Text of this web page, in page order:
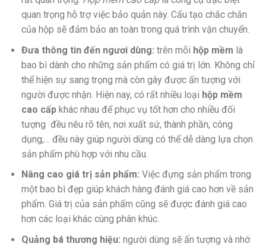
quan trọng hỗ trợ việc bảo quản này. Cấu tạo chắc chắn
của hộp sẽ đảm bảo an toàn trong quá trình vận chuyển.
Đưa thông tin đến ngươi dùng: trên mỗi hộp mềm là
bao bì dành cho những sản phẩm có giá trị lớn. Không chỉ
thể hiện sự sang trọng mà còn gây được ấn tượng với
người được nhận. Hiện nay, có rất nhiều loại hộp mềm
cao cấpkhác nhau để phục vụ tốt hơn cho nhiều đối
tượng đều nêu rõ tên, nơi xuất sứ, thành phần, công
dụng,… đều này giúp người dùng có thể dễ dàng lựa chọn
sản phẩm phù hợp với nhu cầu.
Nâng cao giá trị sản phẩm: Việc đựng sản phẩm trong
một bao bì đẹp giúp khách hàng đánh giá cao hơn về sản
phẩm. Giá trị của sản phẩm cũng sẽ được đánh giá cao
hơn các loại khác cùng phân khúc.
Quảng bá thương hiệu: người dùng sẽ ấn tượng và nhớ